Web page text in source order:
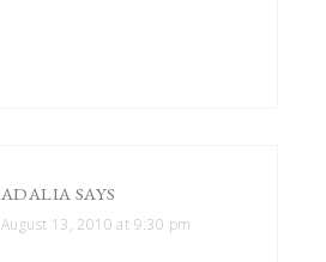
ADALIA SAYS
August 13, 2010 at 9:30 pm